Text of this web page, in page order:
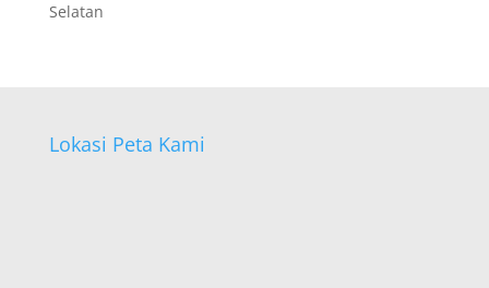
Selatan
Lokasi Peta Kami